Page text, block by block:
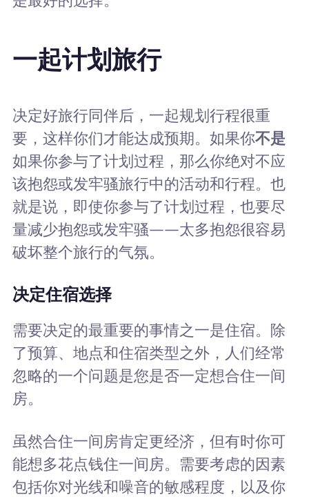
一起计划旅行
决定好旅行同伴后，一起规划行程很重
要，这样你们才能达成预期。如果你不是
如果你参与了计划过程，那么你绝对不应
该抱怨或发牢骚旅行中的活动和行程。也
就是说，即使你参与了计划过程，也要尽
量减少抱怨或发牢骚——太多抱怨很容易
破坏整个旅行的气氛。
决定住宿选择
需要决定的最重要的事情之一是住宿。除
了预算、地点和住宿类型之外，人们经常
忽略的一个问题是您是否一定想合住一间
房。
虽然合住一间房肯定更经济，但有时你可
能想多花点钱住一间房。需要考虑的因素
包括你对光线和噪音的敏感程度，以及你